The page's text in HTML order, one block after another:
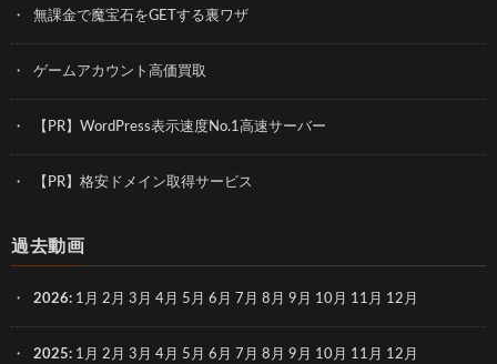
無課金で魔宝石をGETする裏ワザ
ゲームアカウント高価買取
【PR】WordPress表示速度No.1高速サーバー
【PR】格安ドメイン取得サービス
過去動画
2026: 1月 2月 3月 4月 5月 6月 7月 8月 9月 10月 11月 12月
2025: 1月 2月 3月 4月 5月 6月 7月 8月 9月 10月 11月 12月